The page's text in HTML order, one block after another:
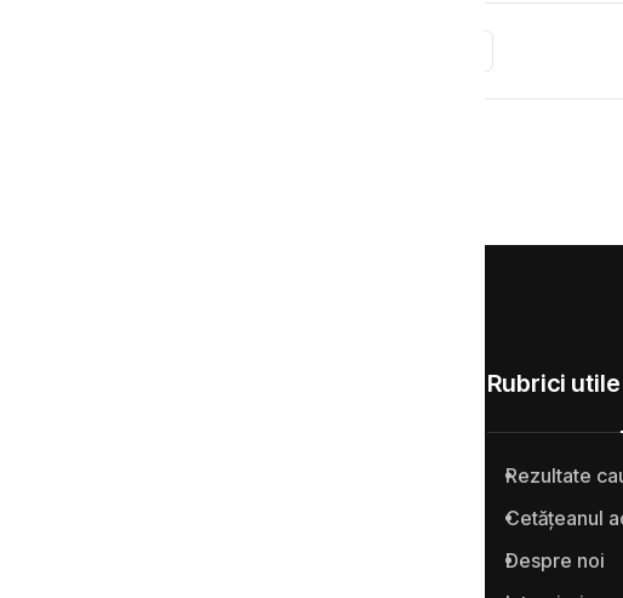
Rubrici utile
Rezultate
Cetățeanul
Despre noi